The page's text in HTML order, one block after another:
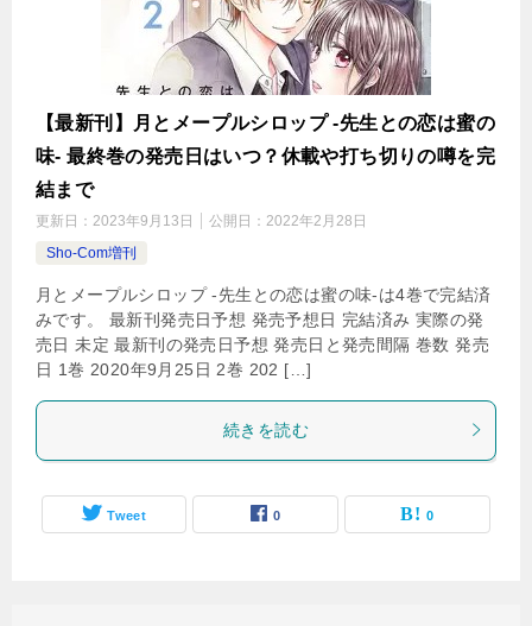
【最新刊】月とメープルシロップ -先生との恋は蜜の
味- 最終巻の発売日はいつ？休載や打ち切りの噂を完
結まで
更新日： 2023年9月13日 公開日： 2022年2月28日
Sho-Com増刊
月とメープルシロップ -先生との恋は蜜の味-は4巻で完結済
みです。 最新刊発売日予想 発売予想日 完結済み 実際の発
売日 未定 最新刊の発売日予想 発売日と発売間隔 巻数 発売
日 1巻 2020年9月25日 2巻 202 […]
続きを読む
Tweet 0 0